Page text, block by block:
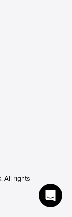
All rights